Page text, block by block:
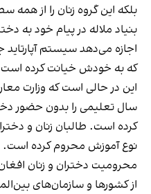
بلکه این گروه زنان را از
بنیاد ملاله در پیام خود به
اجازه می‌دهد سیستم
که به خودش خیانت کرده
این در حالی است که وزارت
سال تعلیمی را بدون حضور
کرده است. طالبان زنان و
نوع آموزش محروم کرده است.
محرومیت دختران و زنان
از کشورها و سازمان‌های